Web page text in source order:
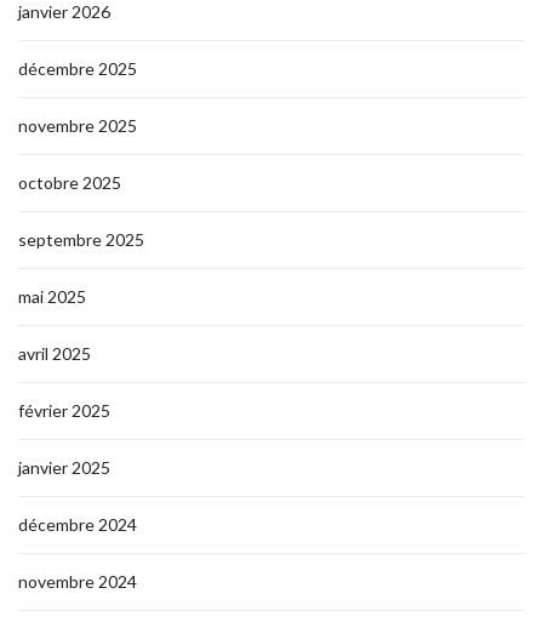
janvier 2026
décembre 2025
novembre 2025
octobre 2025
septembre 2025
mai 2025
avril 2025
février 2025
janvier 2025
décembre 2024
novembre 2024